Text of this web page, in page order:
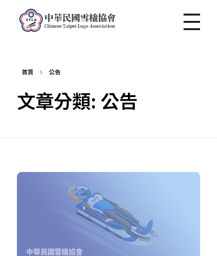
首頁 公告
文章分類: 公告